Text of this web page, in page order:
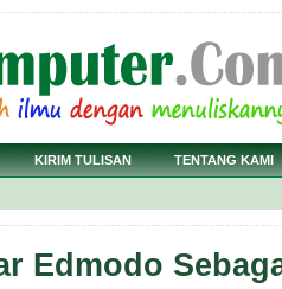
KIRIM TULISAN TENTANG KAMI
Edmodo